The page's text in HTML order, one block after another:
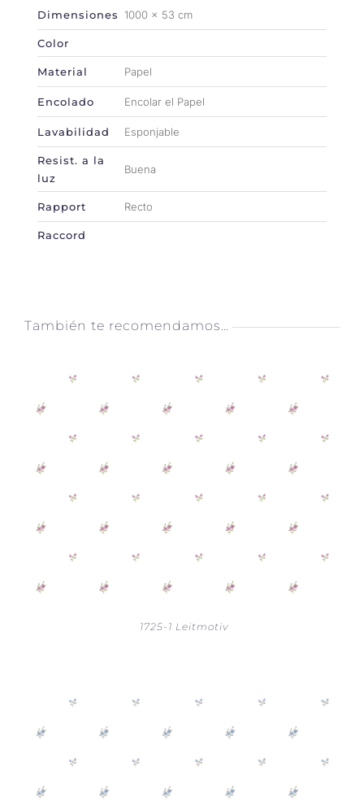
Dimensiones 1000 × 53 cm
Color
Material Papel
Encolado Encolar el Papel
Lavabilidad Esponjable
Resist. a la
luz
Buena
Rapport Recto
Raccord
También te recomendamos…
1725-1 Leitmotiv